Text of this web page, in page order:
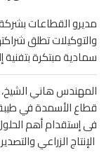
مديرو القطاعات
سمادية مبتكرة
المهندس هاني الشيخ،
فى إستقدام أهم
الإنتاج الزراعي والتصدير